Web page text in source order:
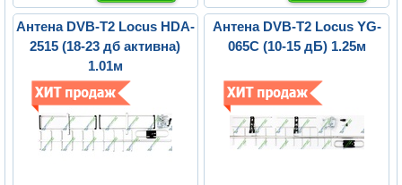
Антена DVB-T2 Locus HDA-
2515 (18-23 дб активна)
1.01м
Антена DVB-T2 Locus YG-
065C (10-15 дБ) 1.25м